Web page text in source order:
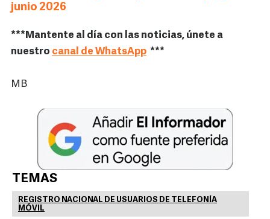
junio 2026
***Mantente al día con las noticias, únete a
nuestro canal de WhatsApp ***
MB
TEMAS
REGISTRO NACIONAL DE USUARIOS DE TELEFONÍA
MÓVIL